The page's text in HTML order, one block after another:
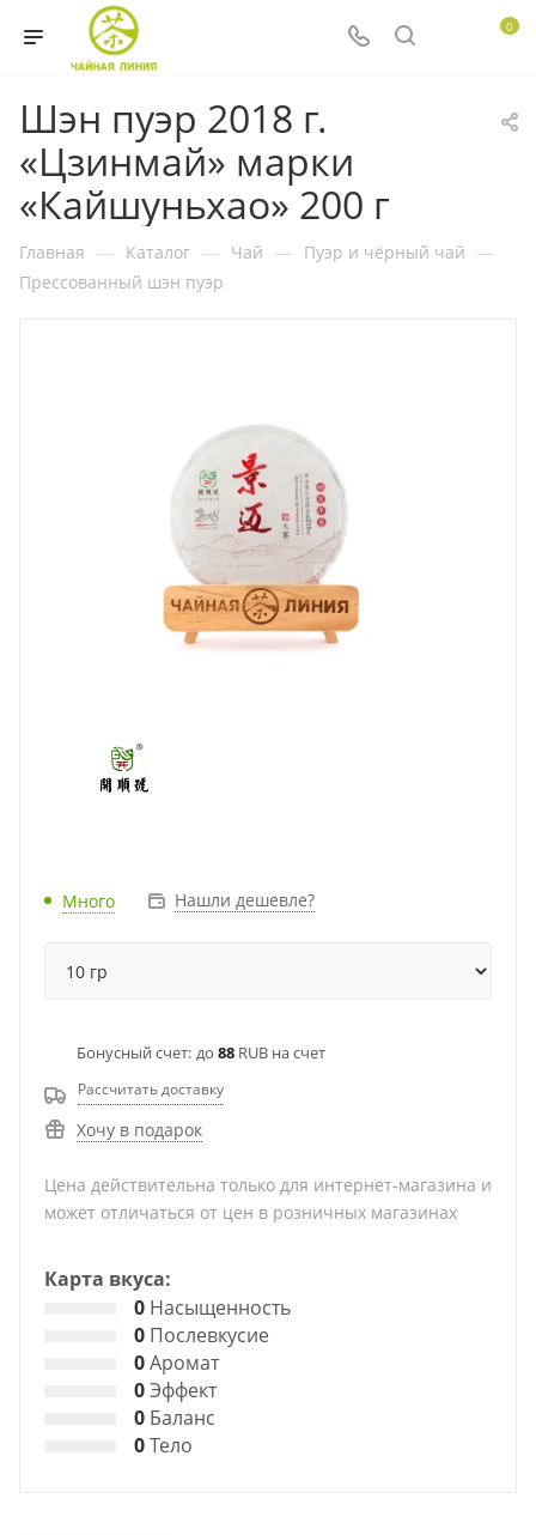
0
Шэн пуэр 2018 г.
«Цзинмай» марки
«Кайшуньхао» 200 г
Главная — Каталог — Чай — Пуэр и чёрный чай —
Прессованный шэн пуэр
Много Нашли дешевле?
Бонусный счет: до 88 RUB на счет
Рассчитать доставку
Хочу в подарок
Цена действительна только для интернет-магазина и
может отличаться от цен в розничных магазинах
Карта вкуса:
0 Насыщенность
0 Послевкусие
0Аромат
0Эффект
0 Баланс
0Тело